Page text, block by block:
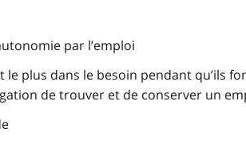
par l’emploi
plus dans le besoin pendant qu’ils
de trouver et de conserver un